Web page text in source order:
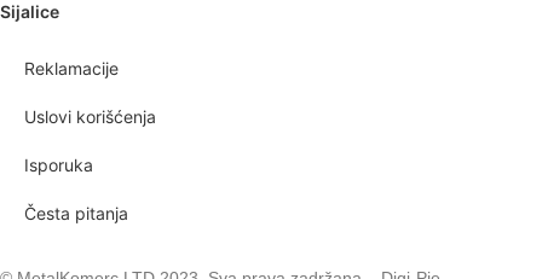
Sijalice
Reklamacije
Uslovi korišćenja
Isporuka
Česta pitanja